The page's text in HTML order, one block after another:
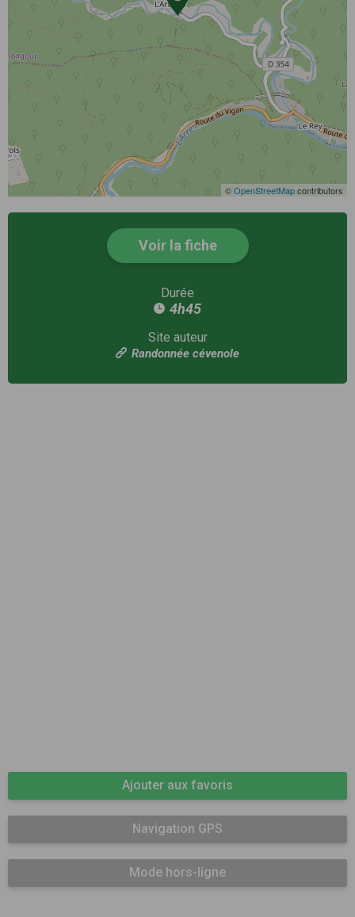
©OpenStreetMapcontributors
Voir la fiche
Durée
4h45
Site auteur
Randonnée cévenole
Ajouter aux favoris
Navigation GPS
Mode hors-ligne